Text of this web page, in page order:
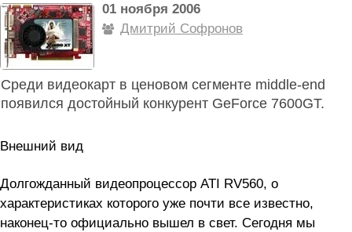
01 ноября 2006
Дмитрий Софронов
Среди видеокарт в ценовом сегменте middle-end
появился достойный конкурент GeForce 7600GT.
Внешний вид
Долгожданный видеопроцессор ATI RV560, о
характеристиках которого уже почти все известно,
наконец-то официально вышел в свет. Сегодня мы